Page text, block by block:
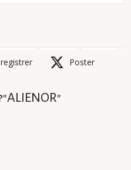
Poster